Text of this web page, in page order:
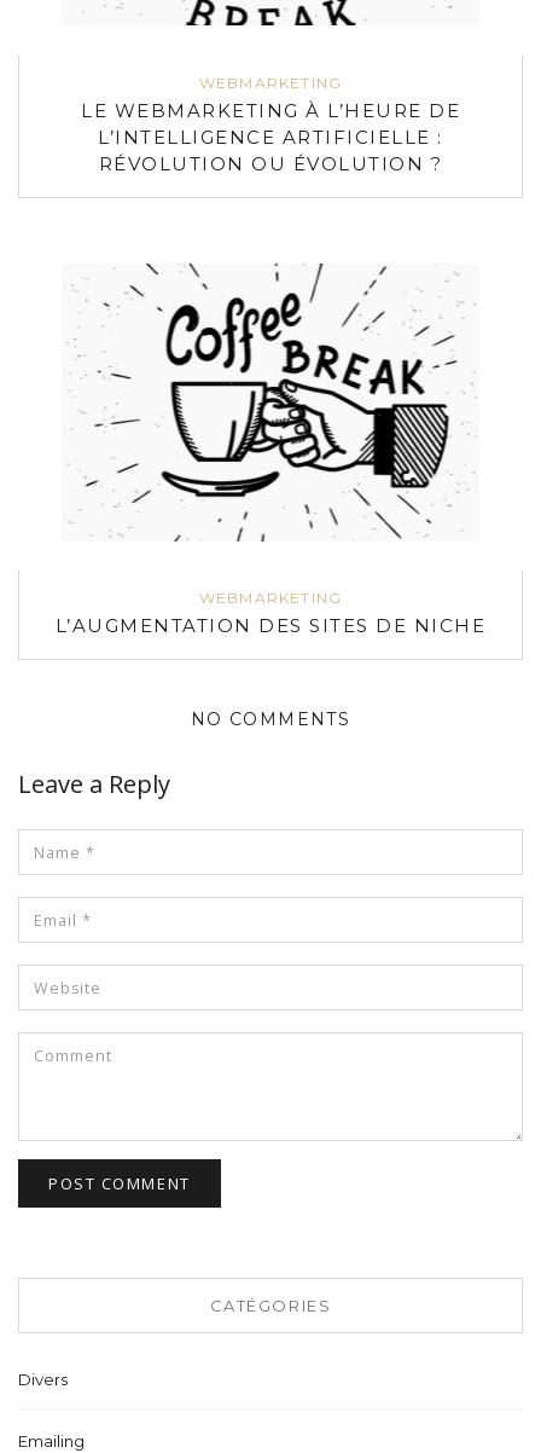
WEBMARKETING
LE WEBMARKETING À L’HEURE DE
L’INTELLIGENCE ARTIFICIELLE :
RÉVOLUTION OU ÉVOLUTION ?
WEBMARKETING
L’AUGMENTATION DES SITES DE NICHE
NO COMMENTS
Leave a Reply
CATÉGORIES
Divers
Emailing